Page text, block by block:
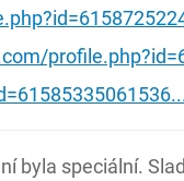
byla speciální.